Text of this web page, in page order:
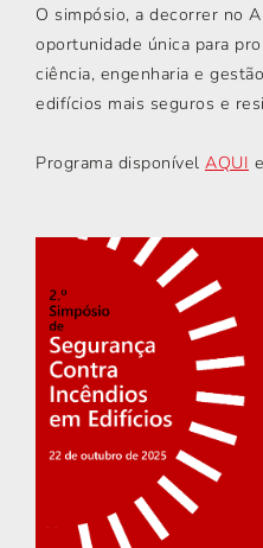
O simpósio, a decorrer no
oportunidade única para
ciência, engenharia e
edifícios mais seguros e
Programa disponível AQUI